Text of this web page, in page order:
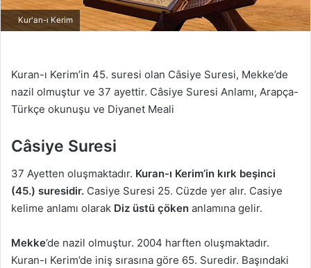
Kur'an-ı Kerim
Kuran-ı Kerim’in 45. suresi olan Câsiye Suresi, Mekke’de
nazil olmuştur ve 37 ayettir. Câsiye Suresi Anlamı, Arapça-
Türkçe okunuşu ve Diyanet Meali
Câsiye Suresi
37 Ayetten oluşmaktadır. Kuran-ı Kerim’in kırk beşinci
(45.) suresidir. Casiye Suresi 25. Cüzde yer alır. Casiye
kelime anlamı olarak Diz üstü çöken anlamına gelir.
Mekke’de nazil olmuştur. 2004 harften oluşmaktadır.
Kuran-ı Kerim’de iniş sırasına göre 65. Suredir. Başındaki